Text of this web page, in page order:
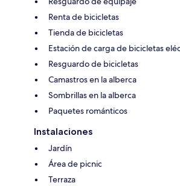
Renta de bicicletas
Tienda de bicicletas
Estación de carga de bicicletas
Resguardo de bicicletas
Camastros en la alberca
Sombrillas en la alberca
Paquetes románticos
Instalaciones
Jardín
Área de picnic
Terraza